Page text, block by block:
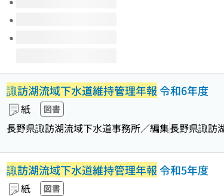
諏訪湖流域下水道維持管理年報令和6年度
紙 図書
長野県諏訪湖流域下水道事務所／編集長野県諏訪
諏訪湖流域下水道維持管理年報令和5年度
紙 図書